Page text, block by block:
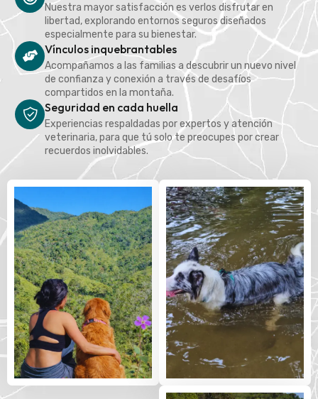
Nuestra mayor satisfacción es verlos disfrutar en
libertad, explorando entornos seguros diseñados
especialmente para su bienestar.
Vínculos inquebrantables
Acompañamos a las familias a descubrir un nuevo nivel
de confianza y conexión a través de desafíos
compartidos en la montaña.
Seguridad en cada huella
Experiencias respaldadas por expertos y atención
veterinaria, para que tú solo te preocupes por crear
recuerdos inolvidables.